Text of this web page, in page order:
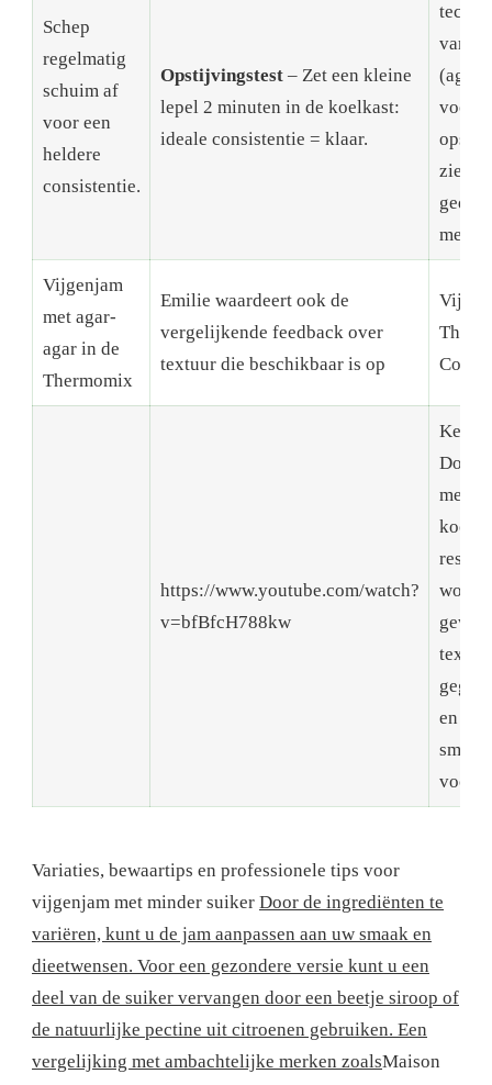
Schep
regelmatig
schuim af
voor een
heldere
consistentie.
Opstijvingstest– Zet een kleine
lepel 2 minuten in de koelkast:
ideale consistentie = klaar.
(agar-
voor
zie de
Vijgenjam
met agar-
agar in de
Thermomix
Emilie waardeert ook de
vergelijkende feedback over
textuur die beschikbaar is op
https://www.youtube.com/watch?
v=bfBfcH788kw
Door
meng-
wordt
en
Variaties, bewaartips en professionele tips voor
vijgenjam met minder suiker Door de ingrediënten te
variëren, kunt u de jam aanpassen aan uw smaak en
dieetwensen. Voor een gezondere versie kunt u een
deel van de suiker vervangen door een beetje siroop of
de natuurlijke pectine uit citroenen gebruiken. Een
vergelijking met ambachtelijke merken zoalsMaison